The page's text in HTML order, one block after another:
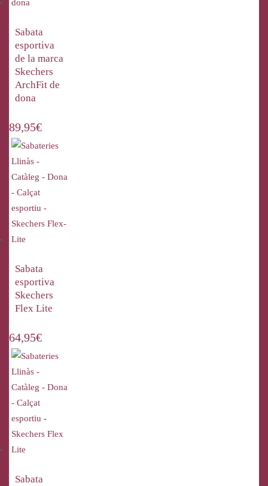
Sabata
esportiva
de la marca
Skechers
ArchFit de
dona
89,95€
Sabata
esportiva
Skechers
Flex Lite
64,95€
Sabata